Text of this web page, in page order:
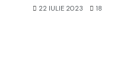
22 IULIE 2023 18